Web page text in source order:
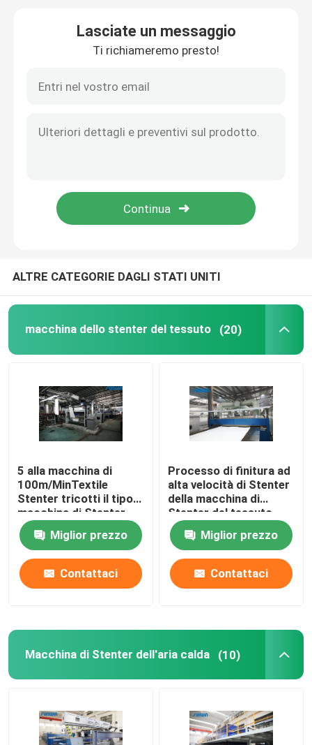
Asciugatrice del tessuto
Macchina della regolazione di calore del tessuto
Rifinitrice del tessuto
apparecchio di tintura del tessuto
Asciugatrice di caduta
Rilassi la macchina più asciutta
Lasciate un messaggio
Ti richiameremo presto!
ALTRE CATEGORIE DAGLI STATI UNITI
macchina dello stenter del tessuto (20)
5 alla macchina di
100m/MinTextile
Stenter tricotti il tipo
macchina di Stenter
dell'aria calda del
vaporeMiglior prezzo
Contattaci
Processo di finitura ad
alta velocità di Stenter
della macchina di
Stenter del tessuto
dell'olio termico del
poliestereMiglior prezzo
Contattaci
Macchina di Stenter dell'aria calda (10)